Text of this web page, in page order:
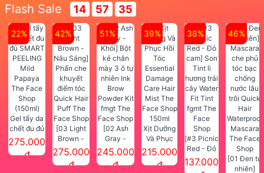
Flash Sale 14 57 35
22%
Gel tẩy da
chết đu đủ
SMART
PEELING
275.000
đ
42%
[03 Light
Brown -
Nâu Sáng]
Phấn che
275.000
đ
51%
[02 Ash
Gray -
Khói] Bột
kẻ chân
245.000
đ
39%
Xịt Dưỡng
Và Phục
Hồi Tóc
Essential
215.000
đ
38%
[#3 Picnic
Red - Đỏ
cam] Son
137.000
46%
[01 Đen tự
nhiên]